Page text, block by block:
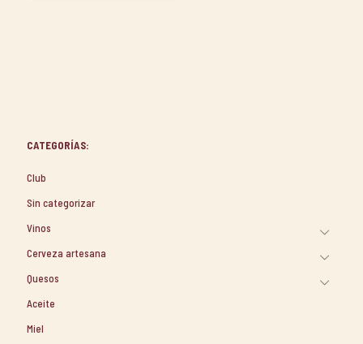
CATEGORÍAS:
Club
Sin categorizar
Vinos
Cerveza artesana
Quesos
Aceite
Miel